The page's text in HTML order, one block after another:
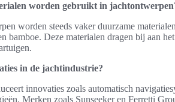
worden gebruikt in
worden steeds vaker duurzame
bamboe. Deze materialen dragen bij aan
in de jachtindustrie?
innovaties zoals automatisch
Merken zoals Sunseeker en Ferretti